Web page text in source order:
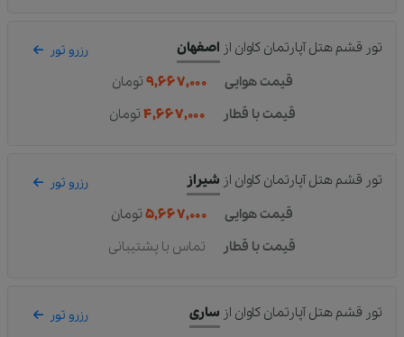
تور قشم هتل آپارتمان کاوان از اصفهان رزرو تور
قیمت هوایی ۹,۶۶۷,۰۰۰ تومان
قیمت با قطار
۴,۶۶۷,۰۰۰ تومان
تور قشم هتل آپارتمان کاوان از شیراز رزرو تور
قیمت هوایی ۵,۶۶۷,۰۰۰ تومان
قیمت با قطار
تماس با پشتیبانی
تور قشم هتل آپارتمان کاوان از ساری رزرو تور